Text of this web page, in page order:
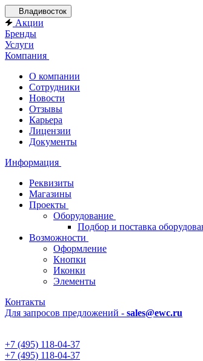
Владивосток
Акции
Бренды
Услуги
Компания
О компании
Сотрудники
Новости
Отзывы
Карьера
Лицензии
Документы
Информация
Реквизиты
Магазины
Проекты
Оборудование
Подбор и поставка
Возможности
Оформление
Кнопки
Иконки
Элементы
Контакты
Для запросов предложений - sales@ewc.ru
+7 (495) 118-04-37
+7 (495) 118-04-37